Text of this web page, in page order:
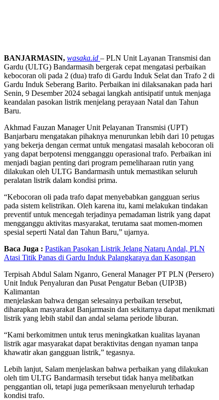
BANJARMASIN, wasaka.id – PLN Unit Layanan Transmisi dan
Gardu (ULTG) Bandarmasih bergerak cepat mengatasi perbaikan
kebocoran oli pada 2 (dua) trafo di Gardu Induk Selat dan Trafo 2 di
Gardu Induk Seberang Barito. Perbaikan ini dilaksanakan pada hari
Senin, 9 Desember 2024 sebagai langkah antisipatif untuk menjaga
keandalan pasokan listrik menjelang perayaan Natal dan Tahun
Baru.
Akhmad Fauzan Manager Unit Pelayanan Transmisi (UPT)
Banjarbaru mengatakan pihaknya menurunkan lebih dari 10 petugas
yang bekerja dengan cermat untuk mengatasi masalah kebocoran oli
yang dapat berpotensi mengganggu operasional trafo. Perbaikan ini
menjadi bagian penting dari program pemeliharaan rutin yang
dilakukan oleh ULTG Bandarmasih untuk memastikan seluruh
peralatan listrik dalam kondisi prima.
“Kebocoran oli pada trafo dapat menyebabkan gangguan serius
pada sistem kelistrikan. Oleh karena itu, kami melakukan tindakan
preventif untuk mencegah terjadinya pemadaman listrik yang dapat
mengganggu aktivitas masyarakat, terutama saat momen-momen
spesial seperti Natal dan Tahun Baru,” ujarnya.
Baca Juga : Pastikan Pasokan Listrik Jelang Nataru Andal, PLN
Atasi Titik Panas di Gardu Induk Palangkaraya dan Kasongan
Terpisah Abdul Salam Nganro, General Manager PT PLN (Persero)
Unit Induk Penyaluran dan Pusat Pengatur Beban (UIP3B)
Kalimantan
menjelaskan bahwa dengan selesainya perbaikan tersebut,
diharapkan masyarakat Banjarmasin dan sekitarnya dapat menikmati
listrik yang lebih stabil dan andal selama periode liburan.
“Kami berkomitmen untuk terus meningkatkan kualitas layanan
listrik agar masyarakat dapat beraktivitas dengan nyaman tanpa
khawatir akan gangguan listrik,” tegasnya.
Lebih lanjut, Salam menjelaskan bahwa perbaikan yang dilakukan
oleh tim ULTG Bandarmasih tersebut tidak hanya melibatkan
penggantian oli, tetapi juga pemeriksaan menyeluruh terhadap
kondisi trafo.